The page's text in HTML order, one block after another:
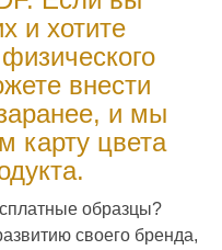
и хотите
внести
и мы
карту цвета
образцы?
своего бренда,